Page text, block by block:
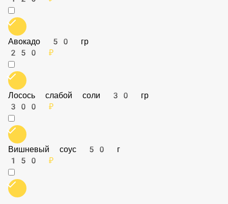
Бекон 50 гр
120 ₽
250 ₽
Лосось слабой соли 30 гр
300 ₽